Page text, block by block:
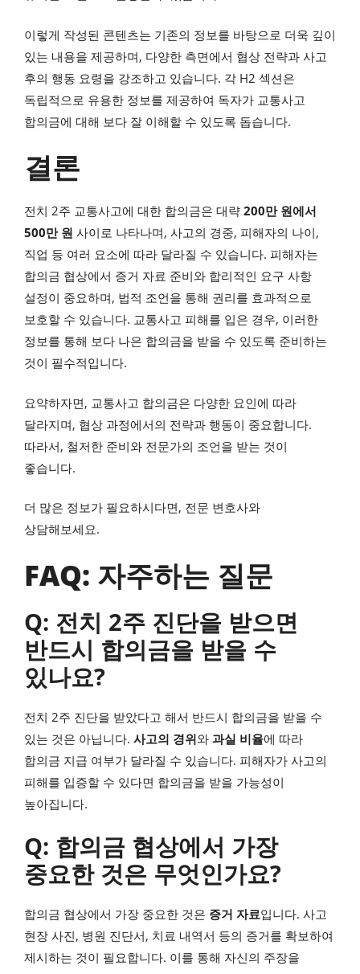
이렇게 작성된 콘텐츠는 기존의 정보를 바탕으로 더욱 깊이
있는 내용을 제공하며, 다양한 측면에서 협상 전략과 사고
후의 행동 요령을 강조하고 있습니다. 각 H2 섹션은
독립적으로 유용한 정보를 제공하여 독자가 교통사고
합의금에 대해 보다 잘 이해할 수 있도록 돕습니다.
결론
전치 2주 교통사고에 대한 합의금은 대략 200만 원에서
500만 원 사이로 나타나며, 사고의 경중, 피해자의 나이,
직업 등 여러 요소에 따라 달라질 수 있습니다. 피해자는
합의금 협상에서 증거 자료 준비와 합리적인 요구 사항
설정이 중요하며, 법적 조언을 통해 권리를 효과적으로
보호할 수 있습니다. 교통사고 피해를 입은 경우, 이러한
정보를 통해 보다 나은 합의금을 받을 수 있도록 준비하는
것이 필수적입니다.
요약하자면, 교통사고 합의금은 다양한 요인에 따라
달라지며, 협상 과정에서의 전략과 행동이 중요합니다.
따라서, 철저한 준비와 전문가의 조언을 받는 것이
좋습니다.
더 많은 정보가 필요하시다면, 전문 변호사와
상담해보세요.
FAQ: 자주하는 질문
Q: 전치 2주 진단을 받으면
반드시 합의금을 받을 수
있나요?
전치 2주 진단을 받았다고 해서 반드시 합의금을 받을 수
있는 것은 아닙니다. 사고의 경위와 과실 비율에 따라
합의금 지급 여부가 달라질 수 있습니다. 피해자가 사고의
피해를 입증할 수 있다면 합의금을 받을 가능성이
높아집니다.
Q: 합의금 협상에서 가장
중요한 것은 무엇인가요?
합의금 협상에서 가장 중요한 것은 증거 자료입니다. 사고
현장 사진, 병원 진단서, 치료 내역서 등의 증거를 확보하여
제시하는 것이 필요합니다. 이를 통해 자신의 주장을